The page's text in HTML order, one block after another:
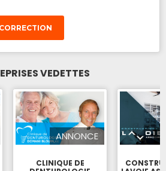
VEDETTES
ANNONCE
CLINIQUE DE